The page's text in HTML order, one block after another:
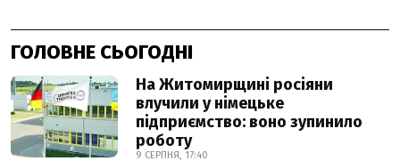
ГОЛОВНЕ СЬОГОДНІ
На Житомирщині росіяни
влучили у німецьке
підприємство: воно зупинило
роботу
9 СЕРПНЯ, 17:40